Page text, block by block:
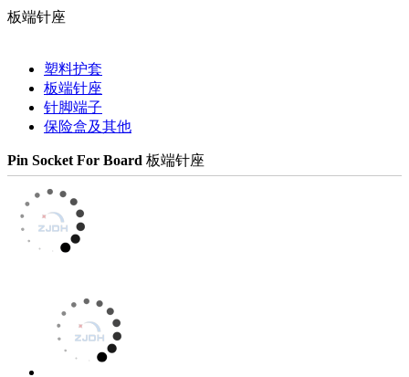
板端针座
塑料护套
板端针座
针脚端子
保险盒及其他
Pin Socket For Board 板端针座